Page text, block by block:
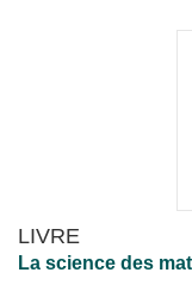
LIVRE
La science des